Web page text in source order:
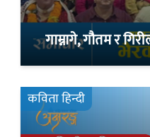
गाम्नागे, गौतम र
कविता हिन्दी